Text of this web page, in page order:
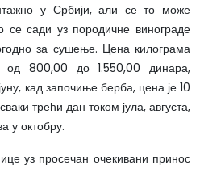
у Србији, али се то може
се сади уз породичне винограде
за сушење. Цена килограма
од 800,00 до 1.550,00 динара,
кад започиње берба, цена је 10
трећи дан током јула, августа,
у октобру.
уз просечан очекивани принос